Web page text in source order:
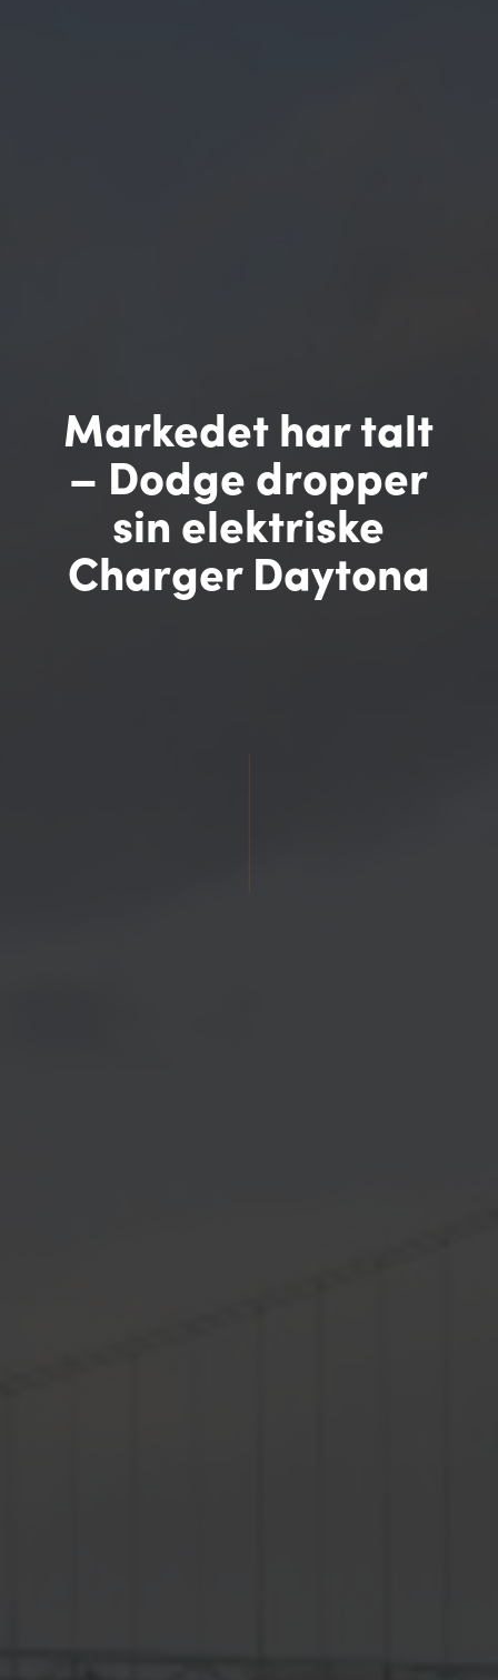
Markedet har talt
– Dodge dropper
sin elektriske
Charger Daytona